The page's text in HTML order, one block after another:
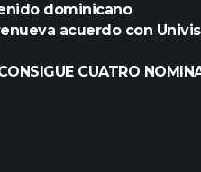
dominicano
acuerdo con
CUATRO